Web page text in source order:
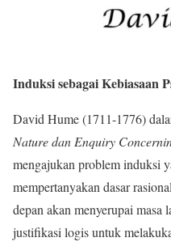
Induksi sebagai Kebiasaan
David Hume (1711-1776)
Nature dan Enquiry
mengajukan problem induksi
mempertanyakan dasar
depan akan menyerupai
justifikasi logis untuk